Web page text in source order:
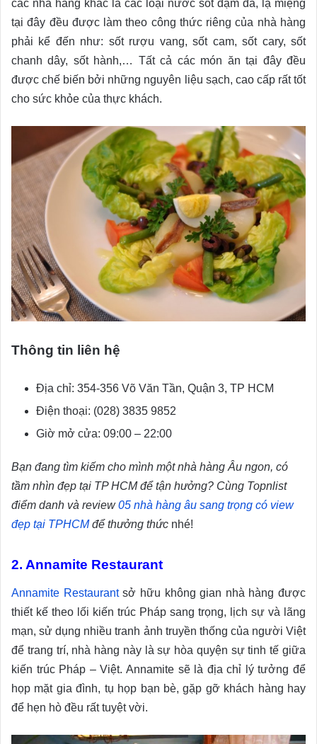
các nhà hàng khác là các loại nước sốt đậm đà, lạ miệng
tại đây đều được làm theo công thức riêng của nhà hàng
phải kể đến như: sốt rượu vang, sốt cam, sốt cary, sốt
chanh dây, sốt hành,… Tất cả các món ăn tại đây đều
được chế biến bởi những nguyên liệu sạch, cao cấp rất tốt
cho sức khỏe của thực khách.
Thông tin liên hệ
Địa chỉ: 354-356 Võ Văn Tần, Quận 3, TP HCM
Điện thoại: (028) 3835 9852
Giờ mở cửa: 09:00 – 22:00
Bạn đang tìm kiếm cho mình một nhà hàng Âu ngon, có
tầm nhìn đẹp tại TP HCM để tận hưởng? Cùng Topnlist
điểm danh và review05 nhà hàng âu sang trọng có view
đẹp tại TPHCMđể thưởng thức nhé!
2. Annamite Restaurant
Annamite Restaurantsở hữu không gian nhà hàng được
thiết kế theo lối kiến trúc Pháp sang trọng, lịch sự và lãng
mạn, sử dụng nhiều tranh ảnh truyền thống của người Việt
để trang trí, nhà hàng này là sự hòa quyện sự tinh tế giữa
kiến trúc Pháp – Việt. Annamite sẽ là địa chỉ lý tưởng để
họp mặt gia đình, tụ họp bạn bè, gặp gỡ khách hàng hay
để hẹn hò đều rất tuyệt vời.